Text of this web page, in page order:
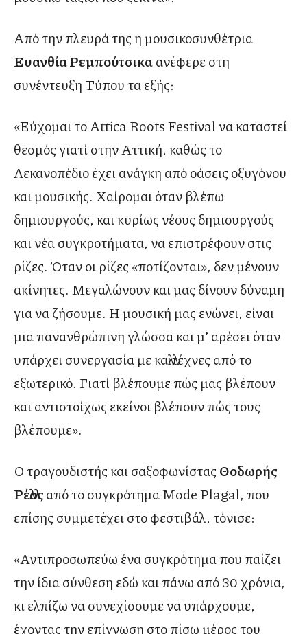
Από την πλευρά της η μουσικοσυνθέτρια
Ευανθία Ρεμπούτσικαανέφερε στη
συνέντευξη Τύπου τα εξής:
«Εύχομαι το Attica Roots Festiνal να καταστεί
θεσμός γιατί στην Αττική, καθώς το
Λεκανοπέδιο έχει ανάγκη από οάσεις οξυγόνου
και μουσικής. Χαίρομαι όταν βλέπω
δημιουργούς, και κυρίως νέους δημιουργούς
και νέα συγκροτήματα, να επιστρέφουν στις
ρίζες. Όταν οι ρίζες «ποτίζονται», δεν μένουν
ακίνητες. Μεγαλώνουν και μας δίνουν δύναμη
για να ζήσουμε. Η μουσική μας ενώνει, είναι
μια πανανθρώπινη γλώσσα και μ’ αρέσει όταν
υπάρχει συνεργασία με καλλιτέχνες από το
εξωτερικό. Γιατί βλέπουμε πώς μας βλέπουν
και αντιστοίχως εκείνοι βλέπουν πώς τους
βλέπουμε».
Ο τραγουδιστής και σαξοφωνίστας Θοδωρής
Ρέλλοςαπό το συγκρότημα Mode Plagal, που
επίσης συμμετέχει στο φεστιβάλ, τόνισε:
«Αντιπροσωπεύω ένα συγκρότημα που παίζει
την ίδια σύνθεση εδώ και πάνω από 30 χρόνια,
κι ελπίζω να συνεχίσουμε να υπάρχουμε,
έχοντας την επίγνωση στο πίσω μέρος του